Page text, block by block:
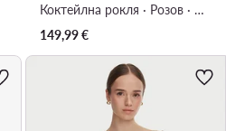
Коктейлна рокля · Розов · Мини
149,99€